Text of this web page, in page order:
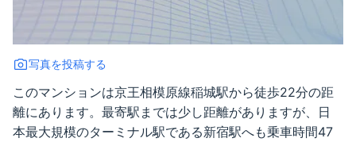
写真を投稿する
このマンションは京王相模原線稲城駅から徒歩22分の距
離にあります。最寄駅までは少し距離がありますが、日
本最大規模のターミナル駅である新宿駅へも乗車時間47